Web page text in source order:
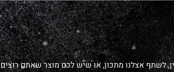
לשתף אצלנו מתכון, או שיש לכם מוצר שאתם רוצים